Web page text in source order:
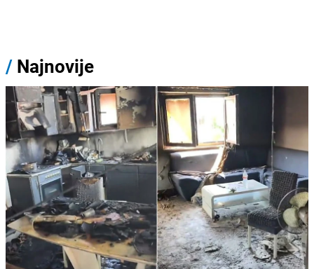
/ Najnovije